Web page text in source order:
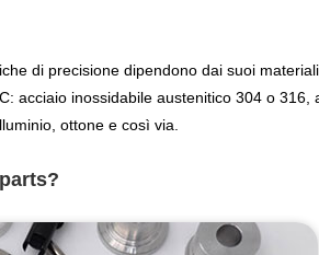
di precisione dipendono dai suoi
acciaio inossidabile austenitico 304 o
ottone e così via.